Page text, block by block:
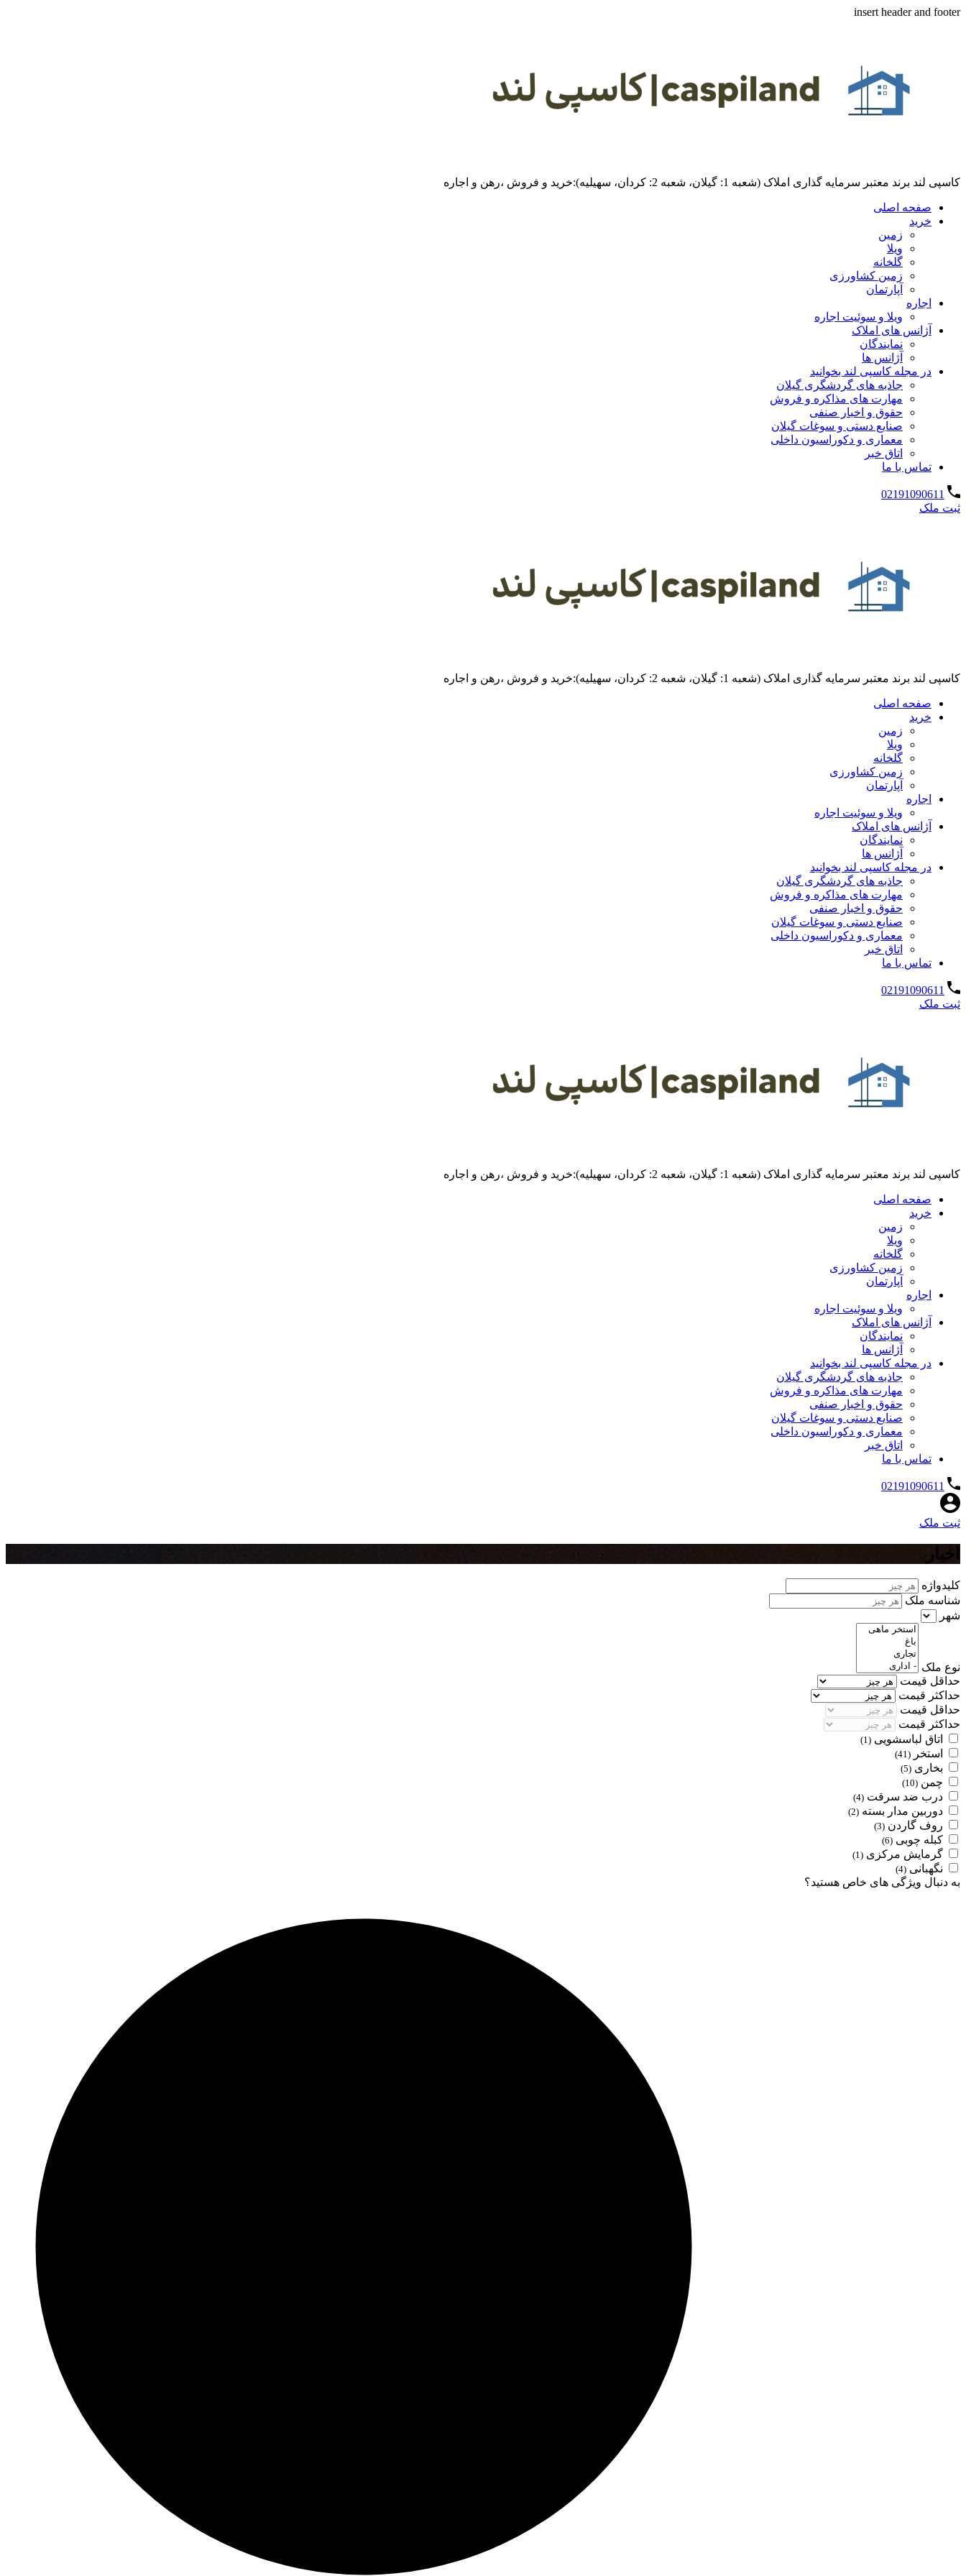
insert header and footer
کاسپی لند برند معتبر سرمایه گذاری املاک (شعبه 1: گیلان، شعبه 2: کردان، سهیلیه):خرید و فروش ،رهن و اجاره
صفحه اصلی
خرید
زمین
ویلا
گلخانه
زمین کشاورزی
آپارتمان
اجاره
ویلا و سوئیت اجاره
آژانس های املاک
نمایندگان
آژانس ها
در مجله کاسپی لند بخوانید
جاذبه های گردشگری گیلان
مهارت های مذاکره و فروش
حقوق و اخبار صنفی
صنایع دستی و سوغات گیلان
معماری و دکوراسیون داخلی
اتاق خبر
تماس با ما
02191090611
ثبت ملک
کاسپی لند برند معتبر سرمایه گذاری املاک (شعبه 1: گیلان، شعبه 2: کردان، سهیلیه):خرید و فروش ،رهن و اجاره
صفحه اصلی
خرید
زمین
ویلا
گلخانه
زمین کشاورزی
آپارتمان
اجاره
ویلا و سوئیت اجاره
آژانس های املاک
نمایندگان
آژانس ها
در مجله کاسپی لند بخوانید
جاذبه های گردشگری گیلان
مهارت های مذاکره و فروش
حقوق و اخبار صنفی
صنایع دستی و سوغات گیلان
معماری و دکوراسیون داخلی
اتاق خبر
تماس با ما
02191090611
ثبت ملک
کاسپی لند برند معتبر سرمایه گذاری املاک (شعبه 1: گیلان، شعبه 2: کردان، سهیلیه):خرید و فروش ،رهن و اجاره
صفحه اصلی
خرید
زمین
ویلا
گلخانه
زمین کشاورزی
آپارتمان
اجاره
ویلا و سوئیت اجاره
آژانس های املاک
نمایندگان
آژانس ها
در مجله کاسپی لند بخوانید
جاذبه های گردشگری گیلان
مهارت های مذاکره و فروش
حقوق و اخبار صنفی
صنایع دستی و سوغات گیلان
معماری و دکوراسیون داخلی
اتاق خبر
تماس با ما
02191090611
ثبت ملک
اخبار
کلیدواژه
شناسه ملک
شهر
نوع ملک
حداقل قیمت
حداکثر قیمت
حداقل قیمت
حداکثر قیمت
اتاق لباسشویی (1)
استخر (41)
بخاری (5)
چمن (10)
درب ضد سرقت (4)
دوربین مدار بسته (2)
روف گاردن (3)
کبله چوبی (6)
گرمایش مرکزی (1)
نگهبانی (4)
به دنبال ویژگی های خاص هستید؟